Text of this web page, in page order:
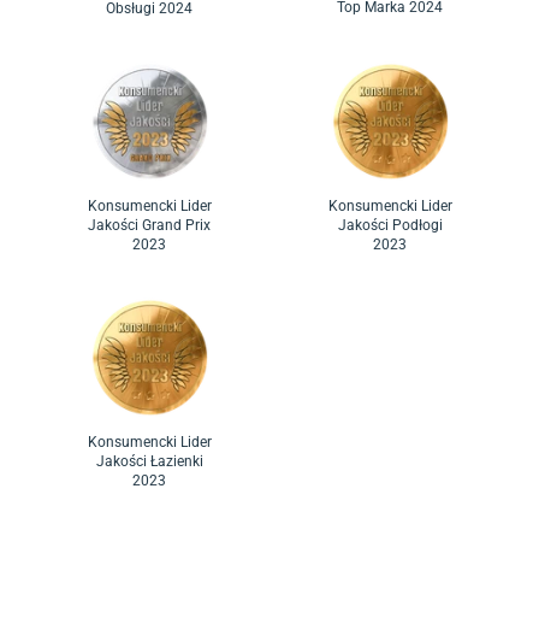
Obsługi 2024 Top Marka 2024
Konsumencki Lider
Jakości Grand Prix
2023
Konsumencki Lider
Jakości Podłogi
2023
Konsumencki Lider
Jakości Łazienki
2023